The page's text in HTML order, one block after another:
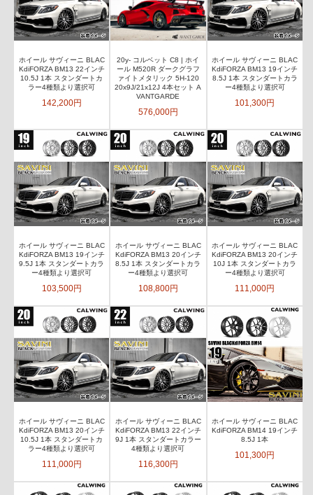
ホイール サヴィーニ BLAC
KdiFORZA BM13 22インチ
10.5J 1本 スタンダートカ
ラー4種類より選択可
142,200円
20y- コルベット C8 | ホイ
ール M520R ダークグラフ
ァイトメタリック 5H-120
20x9J/21x12J 4本セット A
VANTGARDE
576,000円
ホイール サヴィーニ BLAC
KdiFORZA BM13 19インチ
8.5J 1本 スタンダートカラ
ー4種類より選択可
101,300円
ホイール サヴィーニ BLAC
KdiFORZA BM13 19インチ
9.5J 1本 スタンダートカラ
ー4種類より選択可
103,500円
ホイール サヴィーニ BLAC
KdiFORZA BM13 20インチ
8.5J 1本 スタンダートカラ
ー4種類より選択可
108,800円
ホイール サヴィーニ BLAC
KdiFORZA BM13 20インチ
10J 1本 スタンダートカラ
ー4種類より選択可
111,000円
ホイール サヴィーニ BLAC
KdiFORZA BM13 20インチ
10.5J 1本 スタンダートカ
ラー4種類より選択可
111,000円
ホイール サヴィーニ BLAC
KdiFORZA BM13 22インチ
9J 1本 スタンダートカラー
4種類より選択可
116,300円
ホイール サヴィーニ BLAC
KdiFORZA BM14 19インチ
8.5J 1本
101,300円